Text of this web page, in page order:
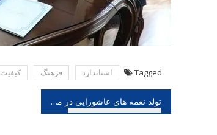
Tagged استاندارد فرهنگ كیفیت
راهبری
تولد نغمه های عاشورایی در مکتب اصفهان شرح یک قصه با طعم اخطار به علاوه صوت